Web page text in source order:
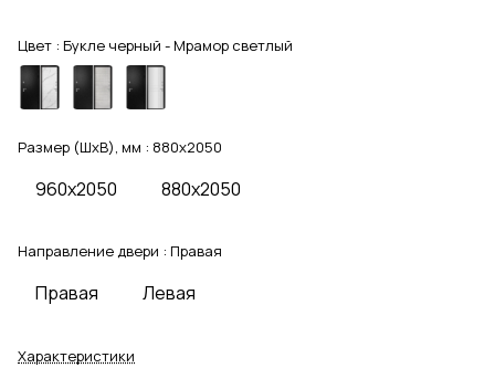
Цвет : Букле черный - Мрамор светлый
Размер (ШхВ), мм : 880x2050
960x2050 880x2050
Направление двери : Правая
Правая Левая
Характеристики